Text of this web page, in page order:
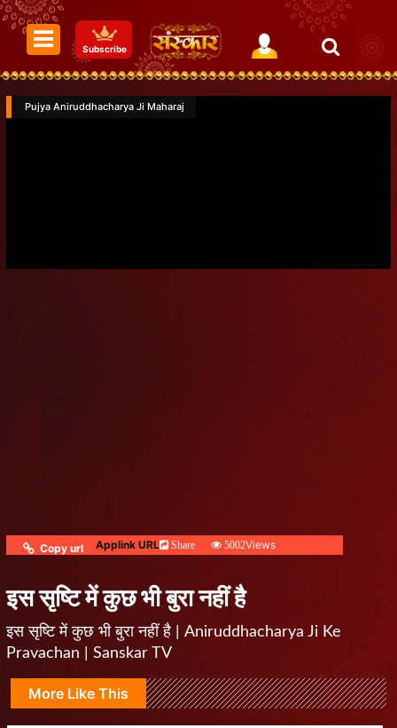
Subscribe
Pujya Aniruddhacharya Ji Maharaj
Copy url Applink URL Share 5002Views
इस सृष्टि में कुछ भी बुरा नहीं है
इस सृष्टि में कुछ भी बुरा नहीं है | Aniruddhacharya Ji Ke
Pravachan | Sanskar TV
More Like This